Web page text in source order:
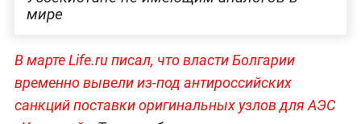
мире
В марте Life.ru писал, что власти Болгарии
временно вывели из-под антироссийских
санкций поставки оригинальных узлов для АЭС